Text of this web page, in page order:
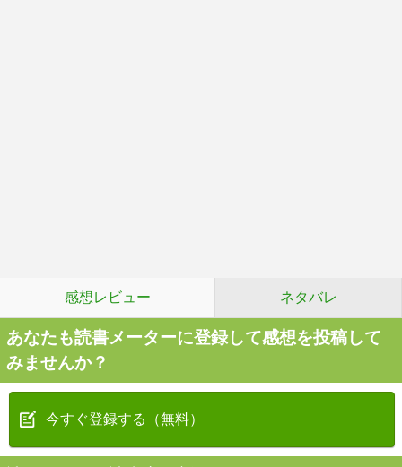
感想レビュー ネタバレ
あなたも読書メーターに登録して感想を投稿して
みませんか？
今すぐ登録する（無料）